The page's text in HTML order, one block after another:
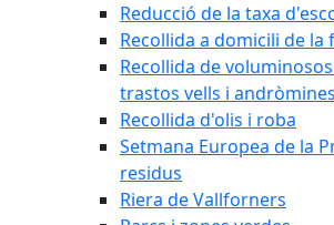
Reducció de la taxa
Recollida a domicili de la
Recollida de
trastos vells i andròmines
Recollida d'olis i roba
Setmana Europea de la
residus
Riera de Vallforners